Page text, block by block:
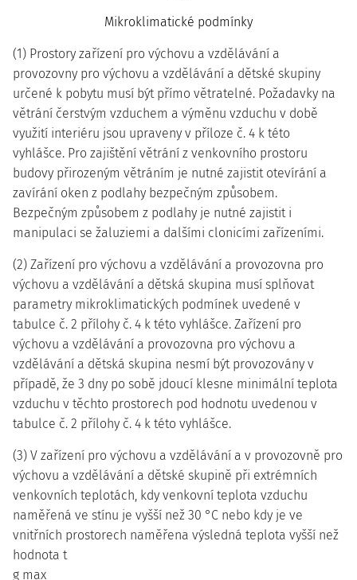
Mikroklimatické podmínky
(1) Prostory zařízení pro výchovu a vzdělávání a
provozovny pro výchovu a vzdělávání a dětské skupiny
určené k pobytu musí být přímo větratelné. Požadavky na
větrání čerstvým vzduchem a výměnu vzduchu v době
využití interiéru jsou upraveny v příloze č. 4 k této
vyhlášce. Pro zajištění větrání z venkovního prostoru
budovy přirozeným větráním je nutné zajistit otevírání a
zavírání oken z podlahy bezpečným způsobem.
Bezpečným způsobem z podlahy je nutné zajistit i
manipulaci se žaluziemi a dalšími clonicími zařízeními.
(2) Zařízení pro výchovu a vzdělávání a provozovna pro
výchovu a vzdělávání a dětská skupina musí splňovat
parametry mikroklimatických podmínek uvedené v
tabulce č. 2 přílohy č. 4 k této vyhlášce. Zařízení pro
výchovu a vzdělávání a provozovna pro výchovu a
vzdělávání a dětská skupina nesmí být provozovány v
případě, že 3 dny po sobě jdoucí klesne minimální teplota
vzduchu v těchto prostorech pod hodnotu uvedenou v
tabulce č. 2 přílohy č. 4 k této vyhlášce.
(3) V zařízení pro výchovu a vzdělávání a v provozovně pro
výchovu a vzdělávání a dětské skupině při extrémních
venkovních teplotách, kdy venkovní teplota vzduchu
naměřená ve stínu je vyšší než 30 °C nebo kdy je ve
vnitřních prostorech naměřena výsledná teplota vyšší než
hodnota t
g max